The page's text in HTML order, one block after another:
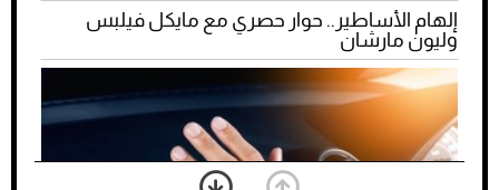
إلهام الأساطير.. حوار حصري مع مايكل فيلبس
وليون مارشان